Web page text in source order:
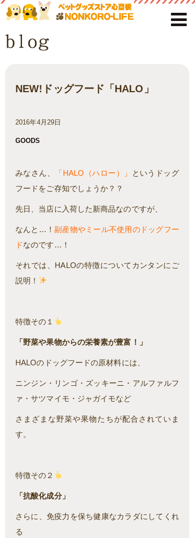
NEW!ドッグフード「HALO」
2016年4月29日
GOODS
みなさん、 「HALO（ハロー）」
というドッグ
フードをご存知でしょうか？？
先日、当店に入荷した新商品なのですが、
なんと…！副産物やミール不使用のドッグフー
ドなのです…！
それでは、HALOの特徴についてカンタンにご
説明！
特徴その１
「野菜や果物からの栄養素が豊富！」
HALOのドッグフードの原材料には、
ニンジン・リンゴ・ズッキーニ・アルファルフ
ァ・サツマイモ・ジャガイモなど
さまざまな野菜や果物たちが配合されていま
す。
特徴その２
「抗酸化成分」
さらに、免疫力を保ち健康なカラダにしてくれ
る